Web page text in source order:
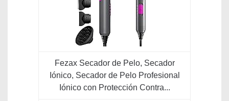
Fezax Secador de Pelo, Secador
Iónico, Secador de Pelo Profesional
Iónico con Protección Contra...